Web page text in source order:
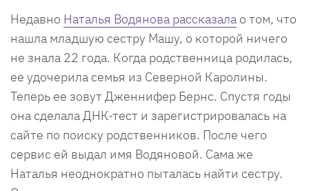
Недавно Наталья Водянова рассказала о том, что
нашла младшую сестру Машу, о которой ничего
не знала 22 года. Когда родственница родилась,
ее удочерила семья из Северной Каролины.
Теперь ее зовут Дженнифер Бернс. Спустя годы
она сделала ДНК-тест и зарегистрировалась на
сайте по поиску родственников. После чего
сервис ей выдал имя Водяновой. Сама же
Наталья неоднократно пыталась найти сестру.